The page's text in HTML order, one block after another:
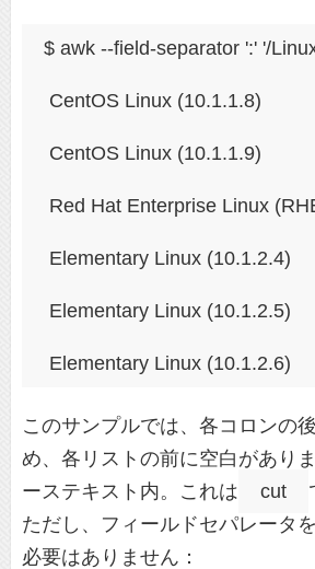
$ awk --field-separator ':' '/
CentOS Linux (10.1.1.8)
CentOS Linux (10.1.1.9)
Red Hat Enterprise Linux
Elementary Linux (10.1.2.4)
Elementary Linux (10.1.2.5)
Elementary Linux (10.1.2.6)
このサンプルでは、​​各コロンの
め、各リストの前に空白があり
ーステキスト内。これは
cut
ただし、フィールドセパレータ
必要はありません：